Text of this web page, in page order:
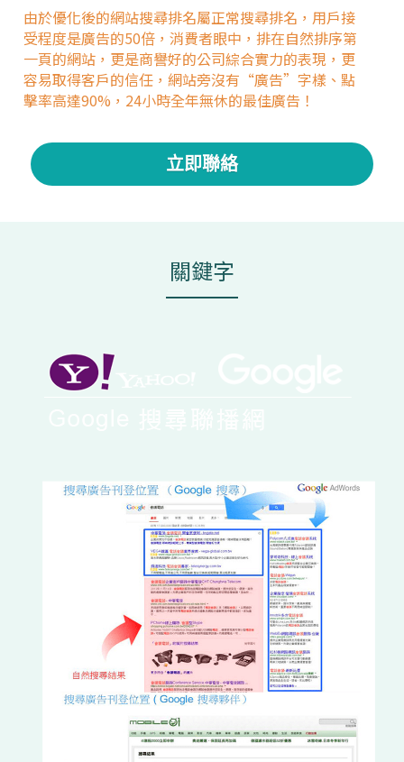
由於優化後的網站搜尋排名屬正常搜尋排名，用戶接
受程度是廣告的50倍，消費者眼中，排在自然排序第
一頁的網站，更是商譽好的公司綜合實力的表現，更
容易取得客戶的信任，網站旁沒有“廣告”字樣、點
擊率高達90%，24小時全年無休的最佳廣告！
立即聯絡
關鍵字